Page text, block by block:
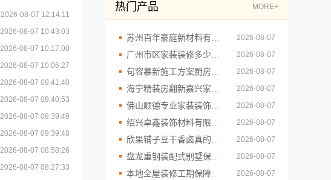
2026-08-07 12:14:11
2026-08-07 10:43:03
2026-08-07 10:17:00
2026-08-07 10:06:27
2026-08-07 09:41:40
2026-08-07 09:40:53
2026-08-07 09:39:49
2026-08-07 09:39:48
2026-08-07 08:58:26
2026-08-07 08:27:33
热门产品 MORE+
2026-08-07
2026-08-07
2026-08-07
2026-08-07
2026-08-07
2026-08-07
2026-08-07
2026-08-07
2026-08-07